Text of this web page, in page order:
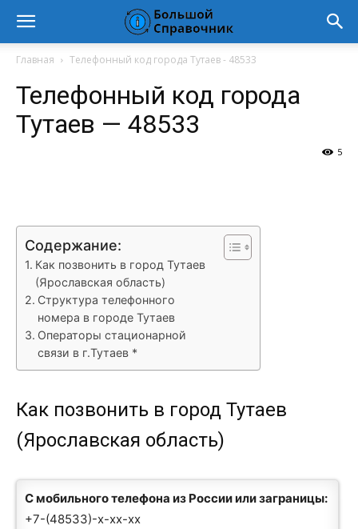
Главная Телефонный код города Тутаев - 48533
Телефонный код города
Тутаев — 48533
5
Содержание:
Как позвонить в город Тутаев
(Ярославская область)
Структура телефонного
номера в городе Тутаев
Операторы стационарной
связи в г.Тутаев *
Как позвонить в город Тутаев
(Ярославская область)
С мобильного телефона из России или заграницы:
+7-(48533)-x-xx-xx